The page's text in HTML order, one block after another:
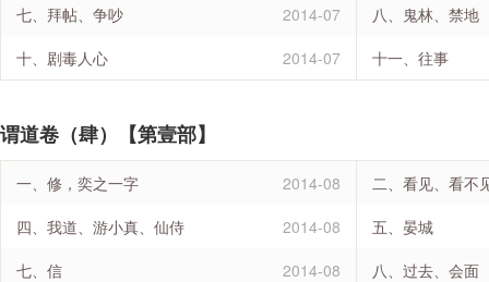
七、拜帖、争吵
2014-07
八、鬼林、禁地
十、剧毒人心
2014-07 十一、往事
谓道卷（肆）【第壹部】
一、修，奕之一字 2014-08
二、看见、看不
四、我道、游小真、仙侍
2014-08
五、晏城
七、信
2014-08
八、过去、会面